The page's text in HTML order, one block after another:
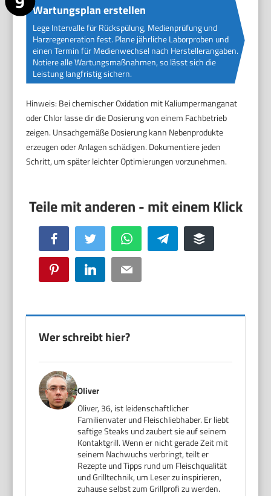
Wartungsplan erstellen
Lege Intervalle für Rückspülung, Medienprüfung und
Harzregeneration fest. Plane jährliche Laborproben und
einen Termin für Medienwechsel nach Herstellerangaben.
Notiere alle Wartungsmaßnahmen, so lässt sich die
Leistung langfristig sichern.
Hinweis: Bei chemischer Oxidation mit Kaliumpermanganat
oder Chlor lasse dir die Dosierung von einem Fachbetrieb
zeigen. Unsachgemäße Dosierung kann Nebenprodukte
erzeugen oder Anlagen schädigen. Dokumentiere jeden
Schritt, um später leichter Optimierungen vorzunehmen.
Facebook Twitter WhatsApp Telegram Buffer
Pinterest LinkedIn Email
Wer schreibt hier?
Oliver
Oliver, 36, ist leidenschaftlicher
Familienvater und Fleischliebhaber. Er liebt
saftige Steaks und zaubert sie auf seinem
Kontaktgrill. Wenn er nicht gerade Zeit mit
seinem Nachwuchs verbringt, teilt er
Rezepte und Tipps rund um Fleischqualität
und Grilltechnik, um Leser zu inspirieren,
zuhause selbst zum Grillprofi zu werden.